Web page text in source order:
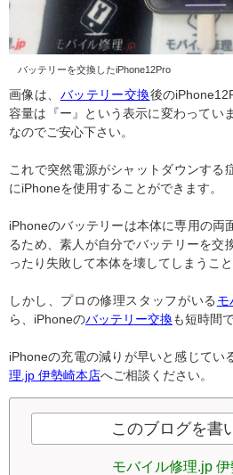
バッテリーを交換したiPhone12Pro
画像は、 バッテリー交換後の
容量は『ー』という表示に変わってい
なのでご安心下さい。
これで突然電源がシャットダウンする
にiPhoneを使用することができます。
iPhoneのバッテリーは本体に専用の両
るため、素人が自分でバッテリーを交
ったり失敗して本体を壊してしまうこと
しかし、プロの修理スタッフがいる モ
ら、iPhoneのバッテリー交換も短時間
iPhoneの充電の減りが早いと感じてい
理.jp 伊勢崎本店へご相談ください。
このブログを書
モバイル修理.jp